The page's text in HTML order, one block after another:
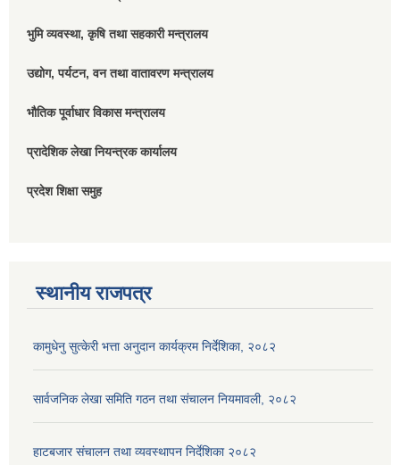
भुमि व्यवस्था, कृषि तथा सहकारी मन्त्रालय
उद्योग, पर्यटन, वन तथा वातावरण मन्त्रालय
भौतिक पूर्वाधार विकास मन्त्रालय
प्रादेशिक लेखा नियन्त्रक कार्यालय
प्रदेश शिक्षा समुह
स्थानीय राजपत्र
कामुधेनु सुत्केरी भत्ता अनुदान कार्यक्रम निर्देशिका, २०८२
सार्वजनिक लेखा समिति गठन तथा संचालन नियमावली, २०८२
हाटबजार संचालन तथा व्यवस्थापन निर्देशिका २०८२